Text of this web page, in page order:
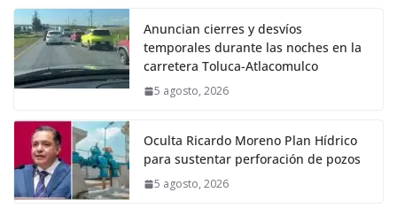
Anuncian cierres y desvíos
temporales durante las noches en la
carretera Toluca-Atlacomulco
5 agosto, 2026
Oculta Ricardo Moreno Plan Hídrico
para sustentar perforación de pozos
5 agosto, 2026